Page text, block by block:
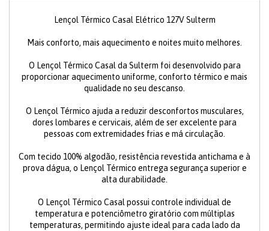
Lençol Térmico Casal Elétrico 127V Sulterm
Mais conforto, mais aquecimento e noites muito melhores.
O Lençol Térmico Casal da Sulterm foi desenvolvido para
proporcionar aquecimento uniforme, conforto térmico e mais
qualidade no seu descanso.
O Lençol Térmico ajuda a reduzir desconfortos musculares,
dores lombares e cervicais, além de ser excelente para
pessoas com extremidades frias e má circulação.
Com tecido 100% algodão, resistência revestida antichama e à
prova dágua, o Lençol Térmico entrega segurança superior e
alta durabilidade.
O Lençol Térmico Casal possui controle individual de
temperatura e potenciômetro giratório com múltiplas
temperaturas, permitindo ajuste ideal para cada lado da